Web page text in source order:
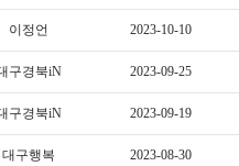
이정언 2023-10-10
구경북iN 2023-09-25
구경북iN 2023-09-19
대구행복 2023-08-30